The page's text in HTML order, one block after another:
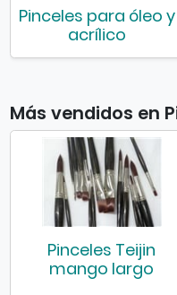
Pinceles para óleo y
acrílico
Más vendidos en
Pinceles Teijin
mango largo